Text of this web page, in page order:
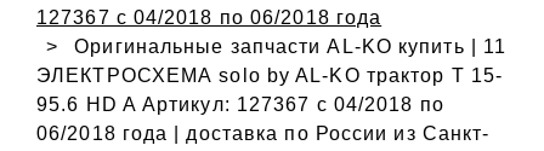
127367 с 04/2018 по 06/2018 года
Оригинальные запчасти AL-KO купить | 11
ЭЛЕКТРОСХЕМА solo by AL-KO трактор T 15-
95.6 HD A Артикул: 127367 с 04/2018 по
06/2018 года | доставка по России из Санкт-